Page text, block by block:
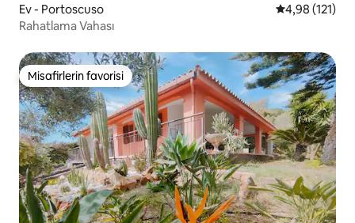
Ev - Portoscuso 5 üzerinden
4,98 (121)
Rahatlama Vahası
Misafirlerin favorisi
Misafirlerin favorisi